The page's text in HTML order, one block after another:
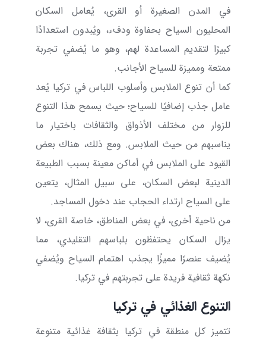
في المدن الصغيرة أو القرى، يُعامل السكان
المحليون السياح بحفاوة ودفء، ويُبدون استعدادًا
كبيرًا لتقديم المساعدة لهم، وهو ما يُضفي تجربة
ممتعة ومميزة للسياح الأجانب.
كما أن تنوع الملابس وأسلوب اللباس في تركيا يُعد
عامل جذب إضافيًا للسياح؛ حيث يسمح هذا التنوع
للزوار من مختلف الأذواق والثقافات باختيار ما
يناسبهم من حيث الملابس. ومع ذلك، هناك بعض
القيود على الملابس في أماكن معينة بسبب الطبيعة
الدينية لبعض السكان، على سبيل المثال، يتعين
على السياح ارتداء الحجاب عند دخول المساجد.
من ناحية أخرى، في بعض المناطق، خاصة القرى، لا
يزال السكان يحتفظون بلباسهم التقليدي، مما
يُضيف عنصرًا مميزًا يجذب اهتمام السياح ويُضفي
نكهة ثقافية فريدة على تجربتهم في تركيا.
التنوع الغذائي في تركيا
تتميز كل منطقة في تركيا بثقافة غذائية متنوعة